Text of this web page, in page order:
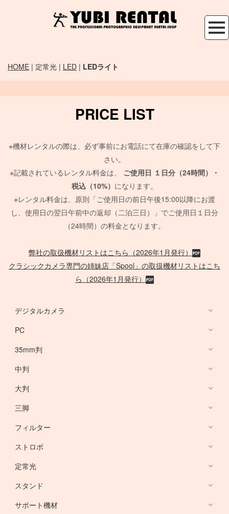
HOME | 定常光 | LED | LEDライト
PRICE LIST
※機材レンタルの際は、必ず事前にお電話にて在庫の確認をして下
さい。
※記載されているレンタル料金は、 ご使用日 １日分（24時間）・
税込（10%） になります。
※レンタル料金は、原則「ご使用日の前日午後15:00以降にお渡
し、使用日の翌日午前中の返却（二泊三日）」でご使用日１日分
（24時間）の料金となります。
弊社の取扱機材リストはこちら（2026年1月発行）
クラシックカメラ専門の姉妹店「Spool」の取扱機材リストはこち
ら（2026年1月発行）
デジタルカメラ
デジタルカメラ
Nikon DSLR
Sony ミラーレス
Nikon ミラーレス
PC
PC
ノートブック PC
PC用 周辺機器
35mm判
Canon Lens
EF 単焦点レンズ
EF ズームレンズ
中判
PHASE ONE
Schneider 645 レンズ
大判
三脚
フィルター
HARRISON
ストロボ
定常光
Aupture LEDライト
スタンド
サポート機材